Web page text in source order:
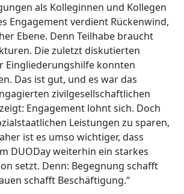
als Kolleginnen und Kollegen
Engagement verdient Rückenwind,
Ebene. Denn Teilhabe braucht
Die zuletzt diskutierten
Eingliederungshilfe konnten
Das ist gut, und es war das
zivilgesellschaftlichen
Engagement lohnt sich. Doch
Leistungen zu sparen,
ist es umso wichtiger, dass
DUODay weiterhin ein starkes
setzt. Denn: Begegnung schafft
schafft Beschäftigung.“